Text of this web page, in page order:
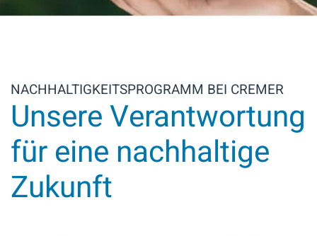
NACHHALTIGKEITSPROGRAMM BEI CREMER
Unsere Verantwortung
für eine nachhaltige
Zukunft